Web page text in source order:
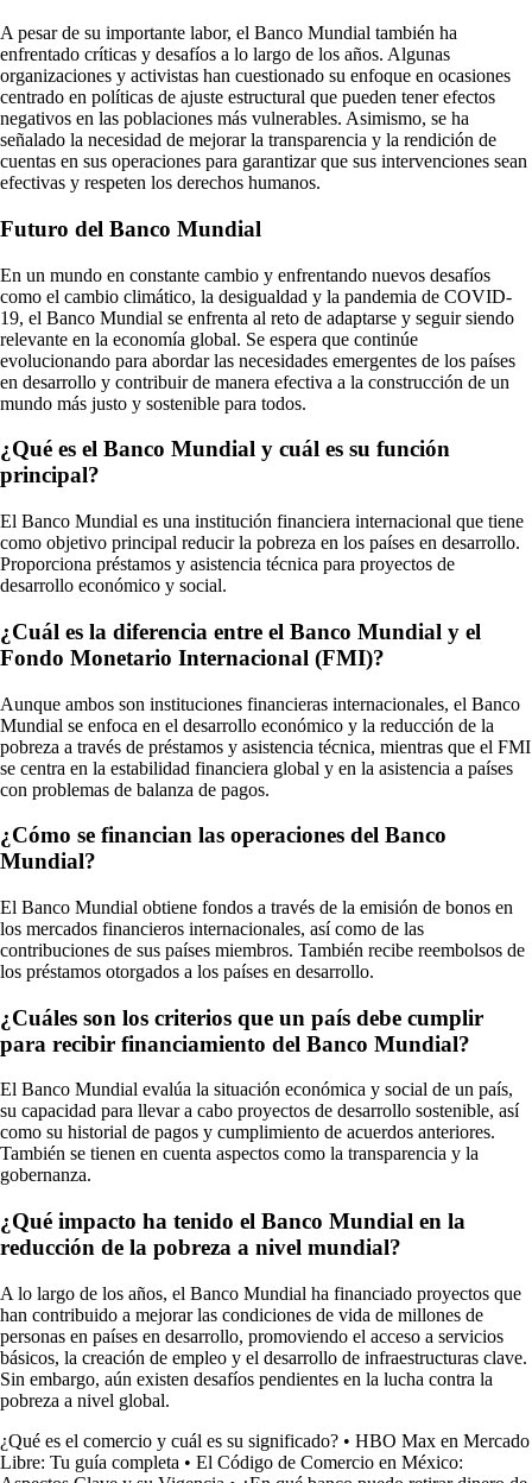
A pesar de su importante labor, el Banco Mundial también ha
enfrentado críticas y desafíos a lo largo de los años. Algunas
organizaciones y activistas han cuestionado su enfoque en ocasiones
centrado en políticas de ajuste estructural que pueden tener efectos
negativos en las poblaciones más vulnerables. Asimismo, se ha
señalado la necesidad de mejorar la transparencia y la rendición de
cuentas en sus operaciones para garantizar que sus intervenciones sean
efectivas y respeten los derechos humanos.
Futuro del Banco Mundial
En un mundo en constante cambio y enfrentando nuevos desafíos
como el cambio climático, la desigualdad y la pandemia de COVID-
19, el Banco Mundial se enfrenta al reto de adaptarse y seguir siendo
relevante en la economía global. Se espera que continúe
evolucionando para abordar las necesidades emergentes de los países
en desarrollo y contribuir de manera efectiva a la construcción de un
mundo más justo y sostenible para todos.
¿Qué es el Banco Mundial y cuál es su función
principal?
El Banco Mundial es una institución financiera internacional que tiene
como objetivo principal reducir la pobreza en los países en desarrollo.
Proporciona préstamos y asistencia técnica para proyectos de
desarrollo económico y social.
¿Cuál es la diferencia entre el Banco Mundial y el
Fondo Monetario Internacional (FMI)?
Aunque ambos son instituciones financieras internacionales, el Banco
Mundial se enfoca en el desarrollo económico y la reducción de la
pobreza a través de préstamos y asistencia técnica, mientras que el FMI
se centra en la estabilidad financiera global y en la asistencia a países
con problemas de balanza de pagos.
¿Cómo se financian las operaciones del Banco
Mundial?
El Banco Mundial obtiene fondos a través de la emisión de bonos en
los mercados financieros internacionales, así como de las
contribuciones de sus países miembros. También recibe reembolsos de
los préstamos otorgados a los países en desarrollo.
¿Cuáles son los criterios que un país debe cumplir
para recibir financiamiento del Banco Mundial?
El Banco Mundial evalúa la situación económica y social de un país,
su capacidad para llevar a cabo proyectos de desarrollo sostenible, así
como su historial de pagos y cumplimiento de acuerdos anteriores.
También se tienen en cuenta aspectos como la transparencia y la
gobernanza.
¿Qué impacto ha tenido el Banco Mundial en la
reducción de la pobreza a nivel mundial?
A lo largo de los años, el Banco Mundial ha financiado proyectos que
han contribuido a mejorar las condiciones de vida de millones de
personas en países en desarrollo, promoviendo el acceso a servicios
básicos, la creación de empleo y el desarrollo de infraestructuras clave.
Sin embargo, aún existen desafíos pendientes en la lucha contra la
pobreza a nivel global.
¿Qué es el comercio y cuál es su significado? • HBO Max en Mercado
Libre: Tu guía completa • El Código de Comercio en México: